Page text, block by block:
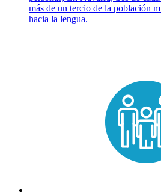
más de un tercio de la población
hacia la lengua.